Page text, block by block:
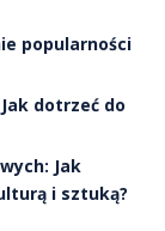
popularności
dotrzeć do
Jak
i sztuką?